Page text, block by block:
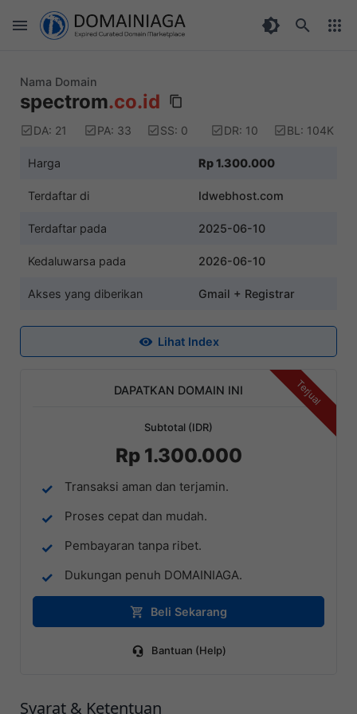
Nama Domain
spectrom.co.id
DA: 21 PA: 33 SS: 0 DR: 10 BL: 104K
Harga Rp 1.300.000
Terdaftar di Idwebhost.com
Terdaftar pada 2025-06-10
Kedaluwarsa pada 2026-06-10
Akses yang diberikan Gmail + Registrar
Lihat Index
Terjual
DAPATKAN DOMAIN INI
Subtotal (IDR)
Rp 1.300.000
Transaksi aman dan terjamin.
Proses cepat dan mudah.
Pembayaran tanpa ribet.
Dukungan penuh DOMAINIAGA.
Beli Sekarang
Bantuan (Help)
Syarat & Ketentuan